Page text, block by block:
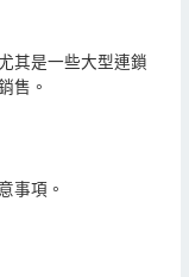
其是一些大型連鎖
售。
事項。